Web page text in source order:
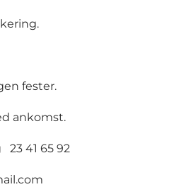
fester.
ankomst.
23 41 65 92